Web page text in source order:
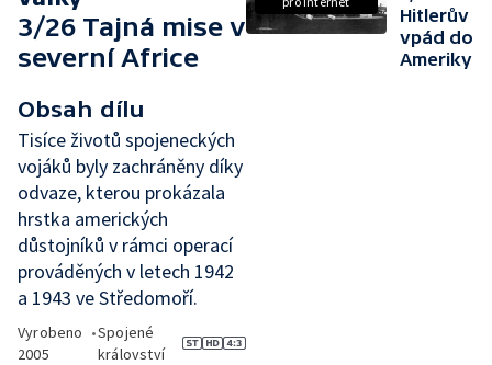
3/26 Tajná mise v
severní Africe
Obsah dílu
Tisíce životů spojeneckých
vojáků byly zachráněny díky
odvaze, kterou prokázala
hrstka amerických
důstojníků v rámci operací
prováděných v letech 1942
a 1943 ve Středomoří.
Vyrobeno
2005
•Spojené
království
Hitlerův
vpád do
Ameriky